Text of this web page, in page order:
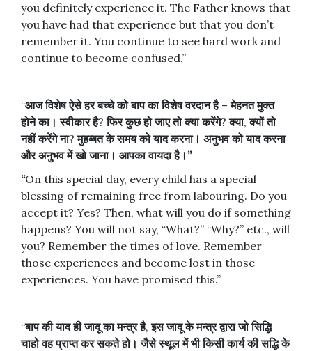
you definitely experience it. The Father knows that
you have had that experience but that you don’t
remember it. You continue to see hard work and
continue to become confused.”
“आज विशेष ऐसे हर बच्चे को बाप का विशेष वरदान है–मेहनत मुक्त
होने का। स्वीकार है?फिर कुछ हो जाए तो क्या करेंगे?क्या,क्यों तो
नहीं करेंगे ना?मुहब्बत के समय को याद करना। अनुभव को याद करना
और अनुभव में खो जाना। आपका वायदा है। ”
“On this special day, every child has a special
blessing of remaining free from labouring. Do you
accept it? Yes? Then, what will you do if something
happens? You will not say, “What?” “Why?” etc., will
you? Remember the times of love. Remember
those experiences and become lost in those
experiences. You have promised this.”
“बाप की याद ही जादू का मन्त्र है,इस जादू के मन्त्र द्वारा जो सिद्धि
चाहो वह प्राप्त कर सकते हो। जैसे स्थूल में भी किसी कार्य की सद्धि के